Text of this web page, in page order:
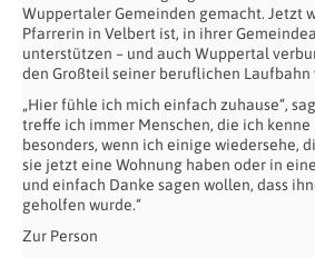
Wuppertaler Gemeinden gemacht. Jetzt
Pfarrerin in Velbert ist, in ihrer
unterstützen – und auch Wuppertal
den Großteil seiner beruflichen Laufbahn
„Hier fühle ich mich einfach zuhause“,
treffe ich immer Menschen, die ich kenne
besonders, wenn ich einige wiedersehe,
sie jetzt eine Wohnung haben oder in
und einfach Danke sagen wollen, dass
geholfen wurde.“
Zur Person